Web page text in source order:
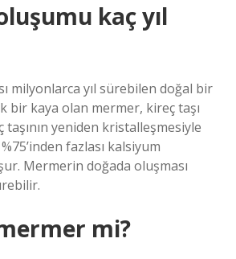
kaç yıl
milyonlarca yıl sürebilen doğal bir
bir kaya olan mermer, kireç taşı
yeniden kristalleşmesiyle
fazlası kalsiyum
Mermerin doğada oluşması
mi?